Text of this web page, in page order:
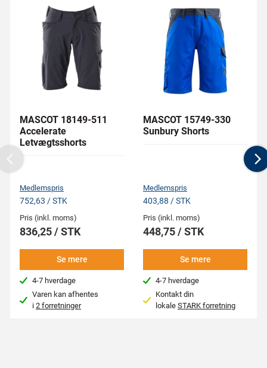
MASCOT 18149-511
Accelerate
Letvægtsshorts
Medlemspris
752,63 / STK
Pris (inkl. moms)
836,25 / STK
Se mere
4-7 hverdage
Varen kan afhentes
i2 forretninger
MASCOT 15749-330
Sunbury Shorts
Medlemspris
403,88 / STK
Pris (inkl. moms)
448,75 / STK
Se mere
4-7 hverdage
Kontakt din
lokale STARK forretning
Previous